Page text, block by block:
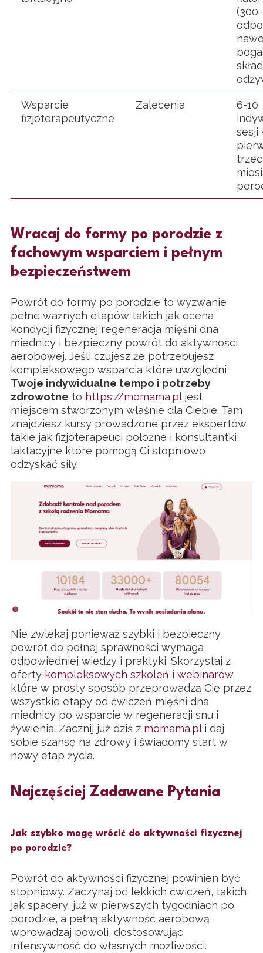
Wsparcie
fizjoterapeutyczne
Zalecenia
6-10
sesji
Wracaj do formy po porodzie z
fachowym wsparciem i pełnym
bezpieczeństwem
Powrót do formy po porodzie to wyzwanie
pełne ważnych etapów takich jak ocena
kondycji fizycznej regeneracja mięśni dna
miednicy i bezpieczny powrót do aktywności
aerobowej. Jeśli czujesz że potrzebujesz
kompleksowego wsparcia które uwzględni
Twoje indywidualne tempo i potrzeby
zdrowotne to https://momama.pljest
miejscem stworzonym właśnie dla Ciebie. Tam
znajdziesz kursy prowadzone przez ekspertów
takie jak fizjoterapeuci położne i konsultantki
laktacyjne które pomogą Ci stopniowo
odzyskać siły.
Nie zwlekaj ponieważ szybki i bezpieczny
powrót do pełnej sprawności wymaga
odpowiedniej wiedzy i praktyki. Skorzystaj z
oferty kompleksowych szkoleń i webinarów
które w prosty sposób przeprowadzą Cię przez
wszystkie etapy od ćwiczeń mięśni dna
miednicy po wsparcie w regeneracji snu i
żywienia. Zacznij już dziś z momama.pli daj
sobie szansę na zdrowy i świadomy start w
nowy etap życia.
Najczęściej Zadawane Pytania
Jak szybko mogę wrócić do aktywności fizycznej
po porodzie?
Powrót do aktywności fizycznej powinien być
stopniowy. Zaczynaj od lekkich ćwiczeń, takich
jak spacery, już w pierwszych tygodniach po
porodzie, a pełną aktywność aerobową
wprowadzaj powoli, dostosowując
intensywność do własnych możliwości.